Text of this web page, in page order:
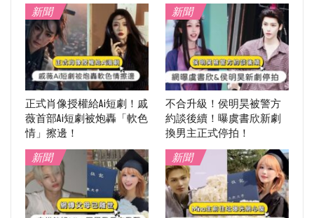
新聞
正式肖像授權給Ai短劇！戚
薇首部Ai短劇被炮轟「軟色
情」擦邊！
新聞
不合升級！侯明昊被警方
約談後續！曝虞書欣新劇
換男主正式停拍！
新聞
新聞